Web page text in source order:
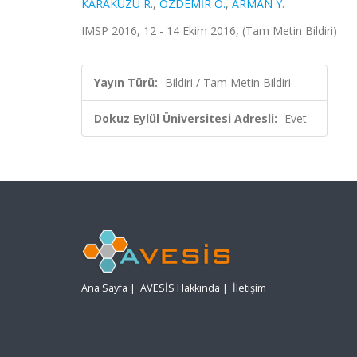
KARAKUZU R., ÖZDEMİR O., ARMAN Y.
IMSP 2016, 12 - 14 Ekim 2016, (Tam Metin Bildiri)
Yayın Türü: Bildiri / Tam Metin Bildiri
Dokuz Eylül Üniversitesi Adresli: Evet
Ana Sayfa | AVESİS Hakkında | İletişim